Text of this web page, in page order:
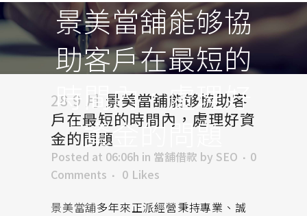
景美當舖能够協
助客戶在最短的
時間內，處理好
資金的問題
28 9 月 景美當舖能够協助客
戶在最短的時間內，處理好資
金的問題
Posted at 06:06h in 當舖借款 by SEO
0
Comments
0 Likes
景美當舖多年來正派經營秉持專業、誠